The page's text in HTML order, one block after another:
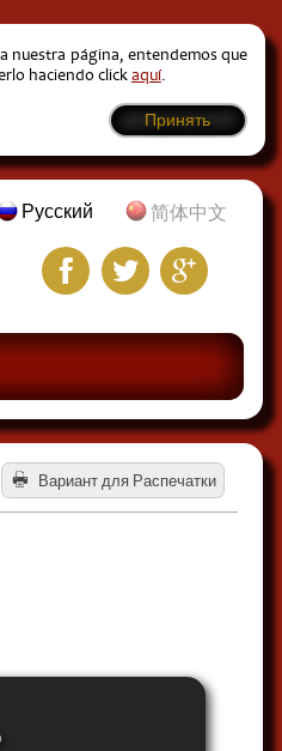
nuestra página, entendemos que
haciendo clickaquí.
Принять
Русский 简体中文
Вариант для Распечатки